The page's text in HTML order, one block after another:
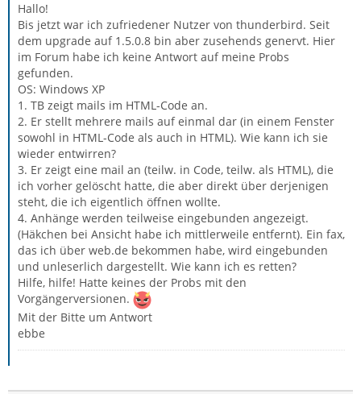
Hallo!
Bis jetzt war ich zufriedener Nutzer von thunderbird. Seit
dem upgrade auf 1.5.0.8 bin aber zusehends genervt. Hier
im Forum habe ich keine Antwort auf meine Probs
gefunden.
OS: Windows XP
1. TB zeigt mails im HTML-Code an.
2. Er stellt mehrere mails auf einmal dar (in einem Fenster
sowohl in HTML-Code als auch in HTML). Wie kann ich sie
wieder entwirren?
3. Er zeigt eine mail an (teilw. in Code, teilw. als HTML), die
ich vorher gelöscht hatte, die aber direkt über derjenigen
steht, die ich eigentlich öffnen wollte.
4. Anhänge werden teilweise eingebunden angezeigt.
(Häkchen bei Ansicht habe ich mittlerweile entfernt). Ein fax,
das ich über web.de bekommen habe, wird eingebunden
und unleserlich dargestellt. Wie kann ich es retten?
Hilfe, hilfe! Hatte keines der Probs mit den
Vorgängerversionen.
Mit der Bitte um Antwort
ebbe